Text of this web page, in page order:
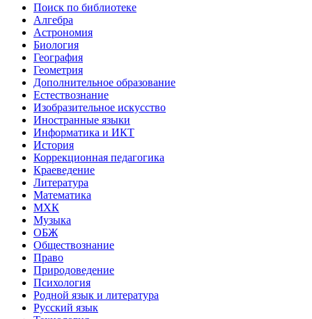
Поиск по библиотеке
Алгебра
Астрономия
Биология
География
Геометрия
Дополнительное образование
Естествознание
Изобразительное искусство
Иностранные языки
Информатика и ИКТ
История
Коррекционная педагогика
Краеведение
Литература
Математика
МХК
Музыка
ОБЖ
Обществознание
Право
Природоведение
Психология
Родной язык и литература
Русский язык